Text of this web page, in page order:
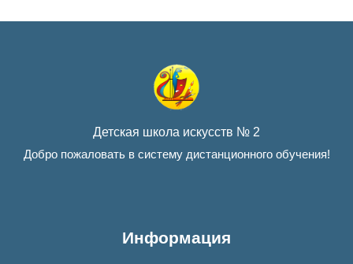
Детская школа искусств № 2
Добро пожаловать в систему дистанционного обучения!
Информация